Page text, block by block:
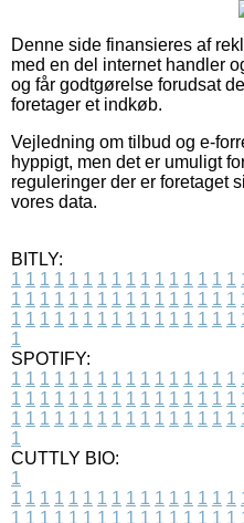
Denne side finansieres af
med en del internet handler
og får godtgørelse forudsat
foretager et indkøb.
Vejledning om tilbud og e-
hyppigt, men det er umuligt
reguleringer der er foretaget
vores data.
BITLY:
1 1 1 1 1 1 1 1 1 1 1 1 1 1 1 1
1 1 1 1 1 1 1 1 1 1 1 1 1 1 1 1
1 1 1 1 1 1 1 1 1 1 1 1 1 1 1 1
1
SPOTIFY:
1 1 1 1 1 1 1 1 1 1 1 1 1 1 1 1
1 1 1 1 1 1 1 1 1 1 1 1 1 1 1 1
1 1 1 1 1 1 1 1 1 1 1 1 1 1 1 1
1
CUTTLY BIO:
1
1 1 1 1 1 1 1 1 1 1 1 1 1 1 1 1
1 1 1 1 1 1 1 1 1 1 1 1 1 1 1 1